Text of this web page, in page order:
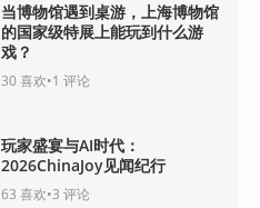
当博物馆遇到桌游，上海博物馆
的国家级特展上能玩到什么游
戏？
30喜欢•1 评论
玩家盛宴与AI时代：
2026ChinaJoy见闻纪行
63 喜欢•3 评论